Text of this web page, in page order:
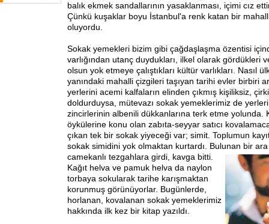
balık ekmek sandallarının yasaklanması, içimi cız
Çünkü kuşaklar boyu İstanbul'a renk katan bir
oluyordu.
Sokak yemekleri bizim gibi çağdaşlaşma özentisi
varlığından utanç duydukları, ilkel olarak gördükleri
olsun yok etmeye çalıştıkları kültür varlıkları. Nasıl
yanındaki mahalli çizgileri taşıyan tarihi evler birbiri
yerlerini acemi kalfaların elinden çıkmış kişiliksiz,
doldurduysa, mütevazı sokak yemeklerimiz de
zincirlerinin albenili dükkanlarına terk etme yolunda.
öykülerine konu olan zabıta-seyyar satıcı
çıkan tek bir sokak yiyeceği var; simit. Toplumun
sokak simidini yok olmaktan kurtardı. Bulunan bir
camekanlı tezgahlara girdi, kavga bitti.
Kağıt helva ve pamuk helva da naylon
torbaya sokularak tarihe karışmaktan
korunmuş görünüyorlar. Bugünlerde,
horlanan, kovalanan sokak yemeklerimiz
hakkında ilk kez bir kitap yazıldı.